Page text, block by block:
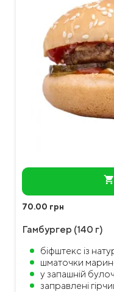
shopping_cart
70.00 грн
Гамбургер (140 г)
біфштекс із
шматочки
у запашній
заправлені